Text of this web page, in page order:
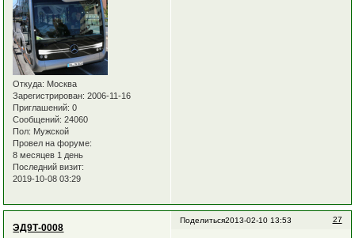
Откуда: Москва
Зарегистрирован: 2006-11-16
Приглашений: 0
Сообщений: 24060
Пол: Мужской
Провел на форуме:
8 месяцев 1 день
Последний визит:
2019-10-08 03:29
Поделиться 27
2013-02-10 13:53
ЭД9Т-0008